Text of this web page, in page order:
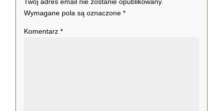
Wymagane pola są oznaczone*
Komentarz*